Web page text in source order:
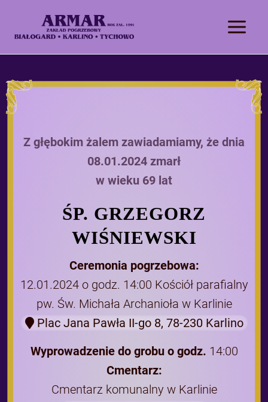
Z głębokim żalem zawiadamiamy, że dnia
08.01.2024 zmarł
w wieku 69 lat
ŚP. GRZEGORZ
WIŚNIEWSKI
Ceremonia pogrzebowa:
12.01.2024 o godz. 14:00 Kościół parafialny
pw. Św. Michała Archanioła w Karlinie
Plac Jana Pawła II-go 8, 78-230 Karlino
Wyprowadzenie do grobu o godz. 14:00
Cmentarz:
Cmentarz komunalny w Karlinie